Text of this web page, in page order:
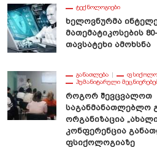
ᲢᲔᲥᲜᲝᲚᲝᲒᲘᲔᲑᲘ
Ხელოვნურმა
Მათემატიკოსების
Თავსატეხი Ამოხსნა
ᲒᲐᲜᲐᲗᲚᲔᲑᲐ
ᲰᲣᲛᲐᲜᲘᲢᲐᲠᲣᲚᲘ
Როგორ Შევცვალოთ
Საგანმანათლებლო
Ორგანიზაცია
Კონფერენცია
Ფსიქოლოგიაზე